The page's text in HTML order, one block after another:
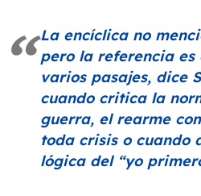
La encíclica no
pero la referencia es
varios pasajes, dice
cuando critica la
guerra, el rearme
toda crisis o cuando
lógica del “yo